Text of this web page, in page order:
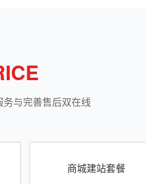
与完善售后双在线
商城建站套餐